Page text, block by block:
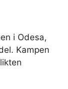
i Odesa,
Kampen